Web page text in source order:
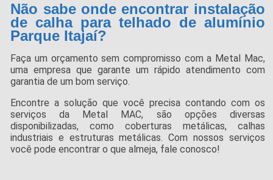
Não sabe onde encontrar instalação
de calha para telhado de alumínio
Parque Itajaí?
Faça um orçamento sem compromisso com a Metal Mac,
uma empresa que garante um rápido atendimento com
garantia de um bom serviço.
Encontre a solução que você precisa contando com os
serviços da Metal MAC, são opções diversas
disponibilizadas, como coberturas metálicas, calhas
industriais e estruturas metálicas. Com nossos serviços
você pode encontrar o que almeja, fale conosco!